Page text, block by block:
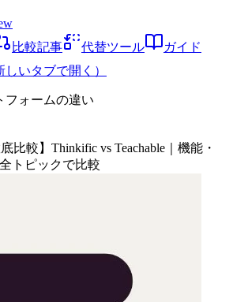
比較記事 代替ツール
ガイド
しいタブで開く）
フォームの違い
比較】Thinkific vs Teachable｜機能・
トピックで比較